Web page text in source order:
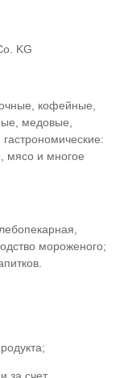
KG
кофейные,
медовые,
мясо и многое
мороженого;